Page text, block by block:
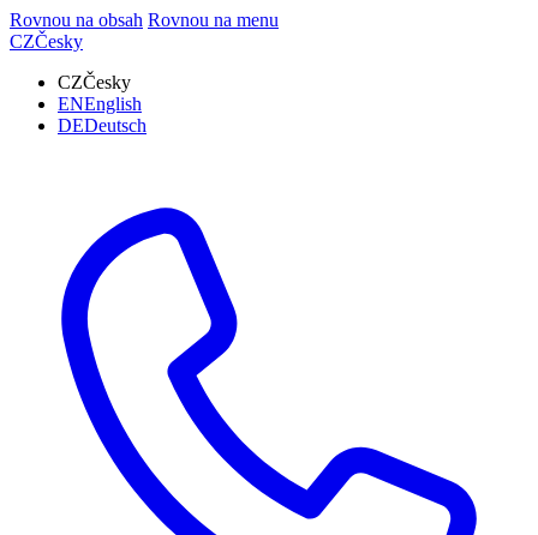
Rovnou na obsah Rovnou na menu
CZČesky
CZČesky
ENEnglish
DEDeutsch